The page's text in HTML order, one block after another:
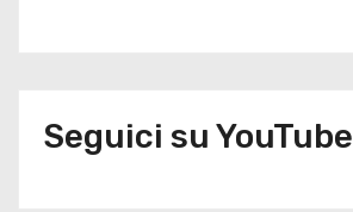
Seguici su YouTube